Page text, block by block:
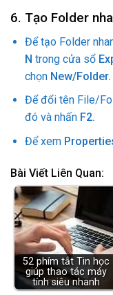
6. Tạo Folder
Để tạo Folder
N trong cửa sổ
chọn New/Folder.
Để đổi tên File/
đó và nhấn F2.
Để xem
Bài Viết Liên Quan:
52 phím tắt Tin học
giúp thao tác máy
tính siêu nhanh